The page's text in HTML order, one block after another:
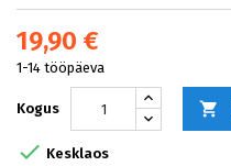
19,90 €
1-14 tööpäeva
Kogus 
 Kesklaos